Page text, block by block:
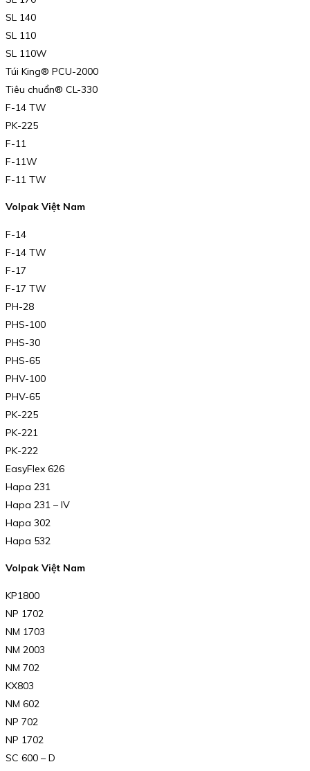
SL 140
SL 110
SL 110W
Túi King® PCU-2000
Tiêu chuẩn® CL-330
F-14 TW
PK-225
F-11
F-11W
F-11 TW
Volpak Việt Nam
F-14
F-14 TW
F-17
F-17 TW
PH-28
PHS-100
PHS-30
PHS-65
PHV-100
PHV-65
PK-225
PK-221
PK-222
EasyFlex 626
Hapa 231
Hapa 231 – IV
Hapa 302
Hapa 532
Volpak Việt Nam
KP1800
NP 1702
NM 1703
NM 2003
NM 702
KX803
NM 602
NP 702
NP 1702
SC 600 – D